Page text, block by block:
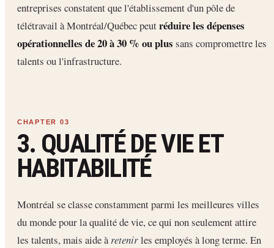
entreprises constatent que l'établissement d'un pôle de
télétravail à Montréal/Québec peutréduire les dépenses
opérationnelles de 20 à 30 % ou plus sans compromettre les
talents ou l'infrastructure.
3. QUALITÉ DE VIE ET
HABITABILITÉ
Montréal se classe constamment parmi les meilleures villes
du monde pour la qualité de vie, ce qui non seulement attire
les talents, mais aide àretenirles employés à long terme. En